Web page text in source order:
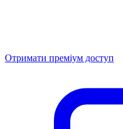
Отримати преміум доступ